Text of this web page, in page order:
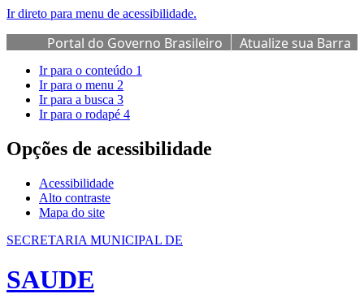
Ir direto para menu de acessibilidade.
Portal do Governo Brasileiro
Atualize sua Barra
de Governo
Ir para o conteúdo 1
Ir para o menu 2
Ir para a busca 3
Ir para o rodapé 4
Opções de acessibilidade
Acessibilidade
Alto contraste
Mapa do site
SECRETARIA MUNICIPAL DE
SAUDE